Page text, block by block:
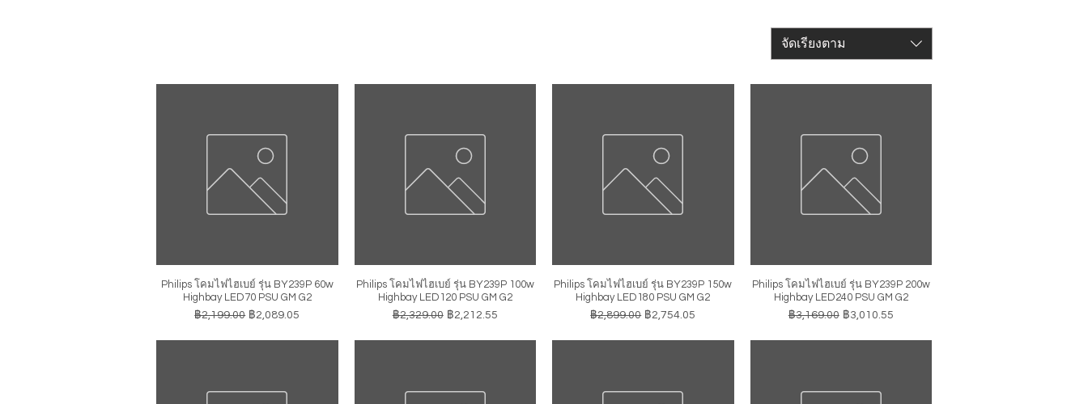
จัดเรียงตาม
ดูข้อมูลด่วน
Philips โคมไฟไฮเบย์ รุ่น BY239P 60w
Highbay LED70 PSU GM G2
ราคาปกติ
฿2,199.00 ราคาขายลด
฿2,089.05
ดูข้อมูลด่วน
Philips โคมไฟไฮเบย์ รุ่น BY239P 100w
Highbay LED120 PSU GM G2
ราคาปกติ
฿2,329.00 ราคาขายลด
฿2,212.55
ดูข้อมูลด่วน
Philips โคมไฟไฮเบย์ รุ่น BY239P 150w
Highbay LED180 PSU GM G2
ราคาปกติ
฿2,899.00 ราคาขายลด
฿2,754.05
ดูข้อมูลด่วน
Philips โคมไฟไฮเบย์ รุ่น BY239P 200w
Highbay LED240 PSU GM G2
ราคาปกติ
฿3,169.00 ราคาขายลด
฿3,010.55